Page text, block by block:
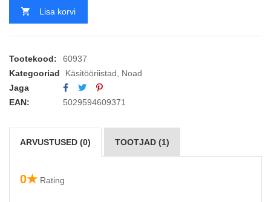
Lisa korvi
Tootekood:
60937
Kategooriad
Käsitööriistad
Noad
Jaga
EAN:
5029594609371
ARVUSTUSED (0) TOOTJAD (1)
0★ Rating